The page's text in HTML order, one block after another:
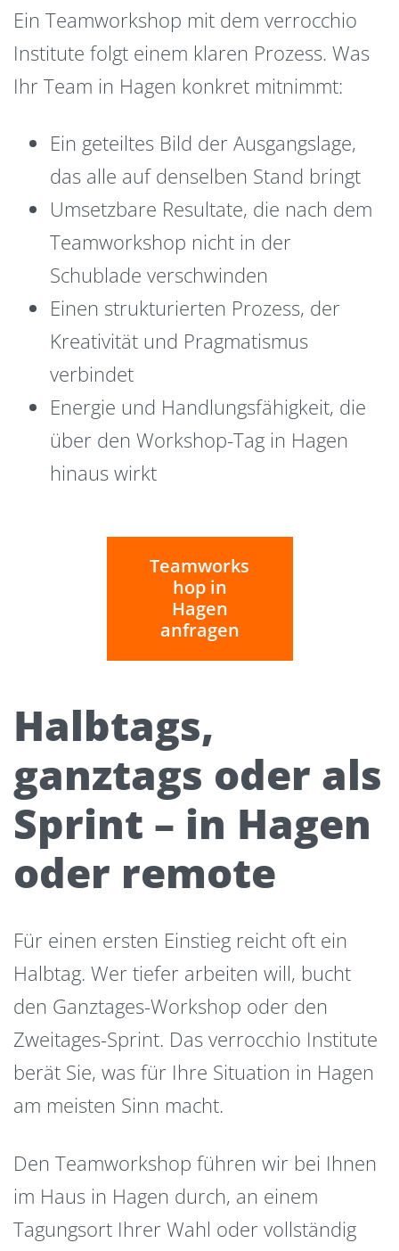
Ein Teamworkshop mit dem verrocchio
Institute folgt einem klaren Prozess. Was
Ihr Team in Hagen konkret mitnimmt:
Ein geteiltes Bild der Ausgangslage,
das alle auf denselben Stand bringt
Umsetzbare Resultate, die nach dem
Teamworkshop nicht in der
Schublade verschwinden
Einen strukturierten Prozess, der
Kreativität und Pragmatismus
verbindet
Energie und Handlungsfähigkeit, die
über den Workshop-Tag in Hagen
hinaus wirkt
Teamworks
hop in
Hagen
anfragen
Halbtags,
ganztags oder als
Sprint – in Hagen
oder remote
Für einen ersten Einstieg reicht oft ein
Halbtag. Wer tiefer arbeiten will, bucht
den Ganztages-Workshop oder den
Zweitages-Sprint. Das verrocchio Institute
berät Sie, was für Ihre Situation in Hagen
am meisten Sinn macht.
Den Teamworkshop führen wir bei Ihnen
im Haus in Hagen durch, an einem
Tagungsort Ihrer Wahl oder vollständig